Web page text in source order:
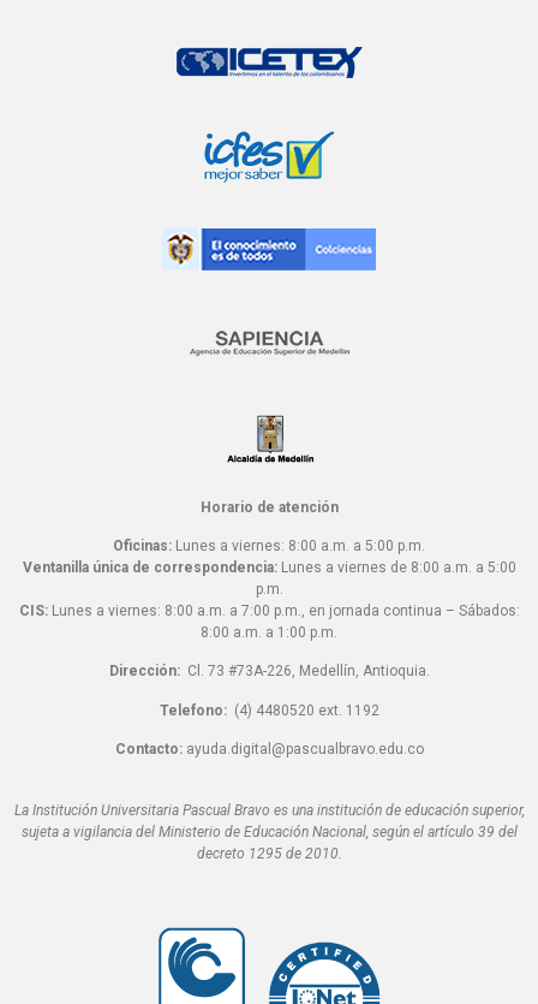
Horario de atención
Oficinas: Lunes a viernes: 8:00 a.m. a 5:00 p.m.
Ventanilla única de correspondencia:Lunes a viernes de 8:00 a.m. a 5:00
p.m.
CIS:Lunes a viernes: 8:00 a.m. a 7:00 p.m., en jornada continua – Sábados:
8:00 a.m. a 1:00 p.m.
Dirección: Cl. 73 #73A-226, Medellín, Antioquia.
Telefono:(4) 4480520 ext. 1192
Contacto:ayuda.digital@pascualbravo.edu.co
La Institución Universitaria Pascual Bravo es una institución de educación superior,
sujeta a vigilancia del Ministerio de Educación Nacional, según el artículo 39 del
decreto 1295 de 2010.